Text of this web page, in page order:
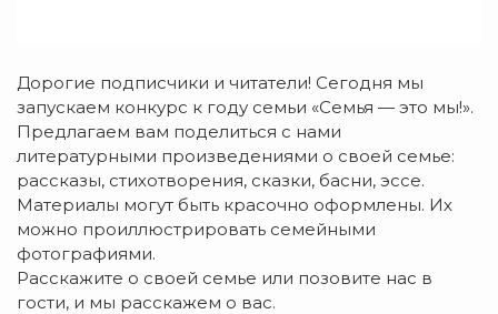
Дорогие подписчики и читатели! Сегодня мы
запускаем конкурс к году семьи «Семья — это мы!».
Предлагаем вам поделиться с нами
литературными произведениями о своей семье:
рассказы, стихотворения, сказки, басни, эссе.
Материалы могут быть красочно оформлены. Их
можно проиллюстрировать семейными
фотографиями.
Расскажите о своей семье или позовите нас в
гости, и мы расскажем о вас.